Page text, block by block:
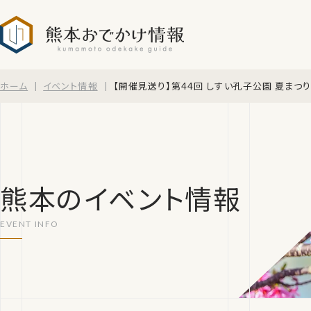
ホーム イベント情報 【開催見送り】第44回 しすい孔子公園 夏まつり
熊本のイベント情報